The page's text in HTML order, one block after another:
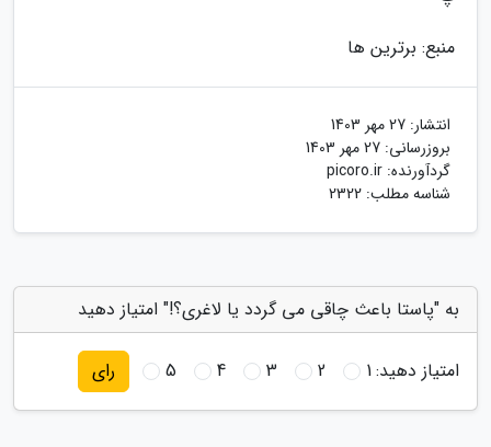
منبع: برترین ها
انتشار: 27 مهر 1403
بروزرسانی: 27 مهر 1403
گردآورنده: picoro.ir
شناسه مطلب: 2322
به "پاستا باعث چاقی می گردد یا لاغری؟!" امتیاز دهید
امتیاز دهید:1
2
3
4
5 رای